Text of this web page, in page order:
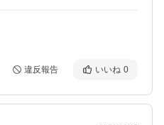
違反報告 いいね 0